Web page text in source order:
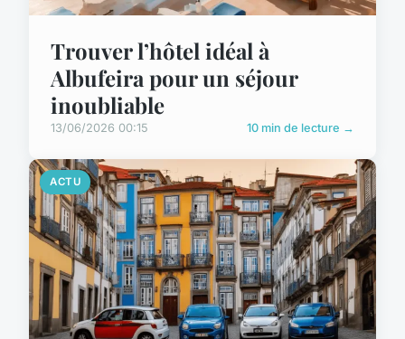
Trouver l’hôtel idéal à
Albufeira pour un séjour
inoubliable
13/06/2026 00:15 10 min de lecture →
ACTU